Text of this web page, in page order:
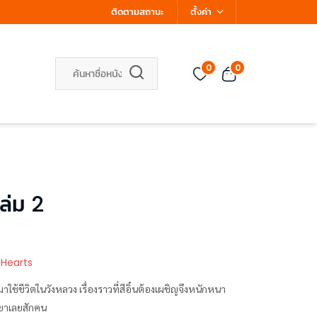
ติดตามสถานะ ตั้งค่า
0 0
ม 2
Hearts
ใช้ชีวิตในวังหลวง เรื่องราวที่สีอิ๋นต้องเผชิญจึงหนักหนา
าเลยสักคน